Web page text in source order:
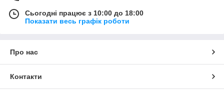
Сьогодні працює з 10:00 до 18:00
Показати весь графік роботи
Про нас
Контакти